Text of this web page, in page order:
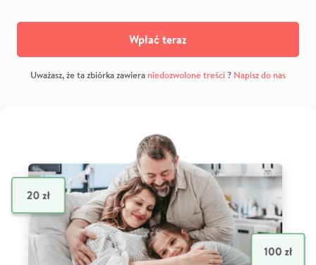
Wpłać teraz
Uważasz, że ta zbiórka zawiera niedozwolone treści? Napisz do nas